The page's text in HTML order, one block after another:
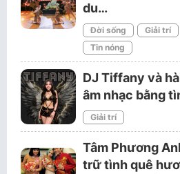
du…
Đời sống Giải trí
Tin nóng
DJ Tiffany và
âm nhạc bằng
Giải trí
Tâm Phương
trữ tình quê